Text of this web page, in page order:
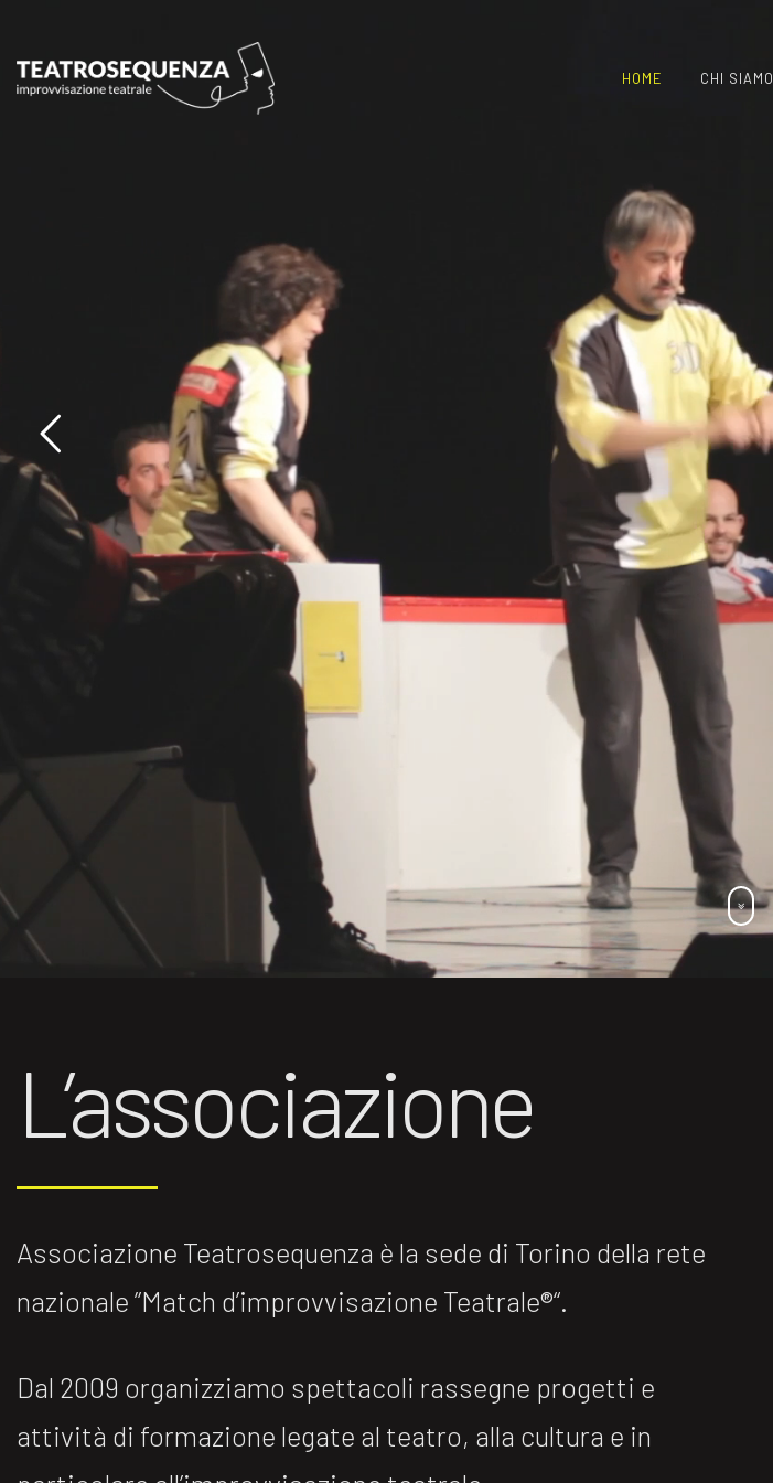
HOME CHI SIAMO
L’associazione
Associazione Teatrosequenza è la sede di Torino della rete
nazionale ”Match d’improvvisazione Teatrale®️“.
Dal 2009 organizziamo spettacoli rassegne progetti e
attività di formazione legate al teatro, alla cultura e in